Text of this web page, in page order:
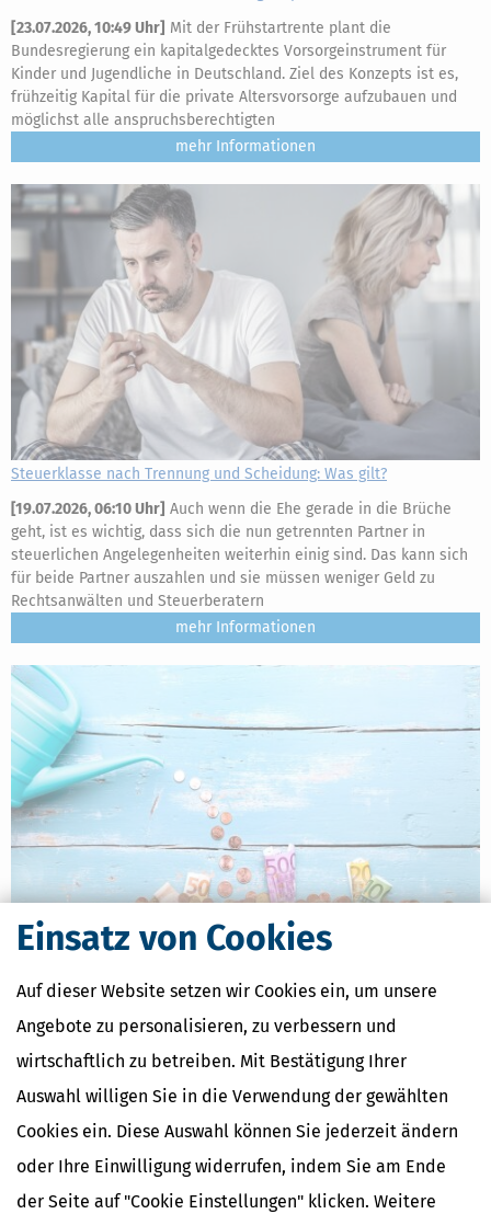
Einsatz von Cookies
Auf dieser Website setzen wir Cookies ein, um unsere
Angebote zu personalisieren, zu verbessern und
wirtschaftlich zu betreiben. Mit Bestätigung Ihrer
Auswahl willigen Sie in die Verwendung der gewählten
Cookies ein. Diese Auswahl können Sie jederzeit ändern
oder Ihre Einwilligung widerrufen, indem Sie am Ende
der Seite auf "Cookie Einstellungen" klicken. Weitere
[23.07.2026, 10:49 Uhr] Mit der Frühstartrente plant die
Bundesregierung ein kapitalgedecktes Vorsorgeinstrument für
Kinder und Jugendliche in Deutschland. Ziel des Konzepts ist es,
frühzeitig Kapital für die private Altersvorsorge aufzubauen und
möglichst alle anspruchsberechtigten
mehr
Steuerklasse nach Trennung und Scheidung: Was gilt?
[19.07.2026, 06:10 Uhr] Auch wenn die Ehe gerade in die Brüche
geht, ist es wichtig, dass sich die nun getrennten Partner in
steuerlichen Angelegenheiten weiterhin einig sind. Das kann sich
für beide Partner auszahlen und sie müssen weniger Geld zu
Rechtsanwälten und Steuerberatern
mehr
Junior-Depot schenken: Das müssen Eltern, Großeltern, Onkel &
Tante und Paten wissen
13.07.2026, 09:28 Uhr
Immer mehr Eltern, Großeltern und Paten
entdecken das Junior-Depot als Möglichkeit, frühzeitig für die
finanzielle Zukunft eines Kindes vorzusorgen. Doch was steckt
wirklich dahinter? Wer darf ein solches Depot eröffnen, welche
steuerlichen Vorteile gibt
mehr